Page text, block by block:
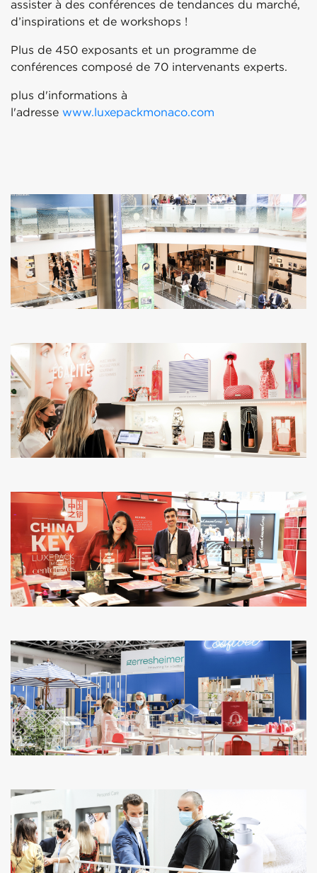
assister à des conférences de tendances du marché,
d’inspirations et de workshops !
Plus de 450 exposants et un programme de
conférences composé de 70 intervenants experts.
plus d'informations à
l'adresse www.luxepackmonaco.com